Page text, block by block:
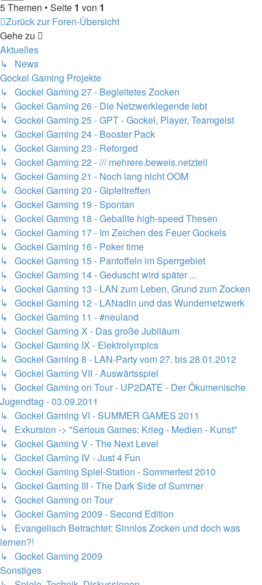
5 Themen • Seite 1 von 1
Zurück zur Foren-Übersicht
Gehe zu
Aktuelles
↳ News
Gockel Gaming Projekte
↳ Gockel Gaming 27 - Begleitetes Zocken
↳ Gockel Gaming 26 - Die Netzwerklegende lebt
↳ Gockel Gaming 25 - GPT - Gockel, Player, Teamgeist
↳ Gockel Gaming 24 - Booster Pack
↳ Gockel Gaming 23 - Reforged
↳ Gockel Gaming 22 - /// mehrere.beweis.netzteil
↳ Gockel Gaming 21 - Noch lang nicht OOM
↳ Gockel Gaming 20 - Gipfeltreffen
↳ Gockel Gaming 19 - Spontan
↳ Gockel Gaming 18 - Geballte high-speed Thesen
↳ Gockel Gaming 17 - Im Zeichen des Feuer Gockels
↳ Gockel Gaming 16 - Poker time
↳ Gockel Gaming 15 - Pantoffeln im Sperrgebiet
↳ Gockel Gaming 14 - Geduscht wird später ...
↳ Gockel Gaming 13 - LAN zum Leben, Grund zum Zocken
↳ Gockel Gaming 12 - LANadin und das Wundernetzwerk
↳ Gockel Gaming 11 - #neuland
↳ Gockel Gaming X - Das große Jubiläum
↳ Gockel Gaming IX - Elektrolympics
↳ Gockel Gaming 8 - LAN-Party vom 27. bis 28.01.2012
↳ Gockel Gaming VII - Auswärtsspiel
↳ Gockel Gaming on Tour - UP2DATE - Der Ökumenische
Jugendtag - 03.09.2011
↳ Gockel Gaming VI - SUMMER GAMES 2011
↳ Exkursion -> "Serious Games: Krieg - Medien - Kunst"
↳ Gockel Gaming V - The Next Level
↳ Gockel Gaming IV - Just 4 Fun
↳ Gockel Gaming Spiel-Station - Sommerfest 2010
↳ Gockel Gaming III - The Dark Side of Summer
↳ Gockel Gaming on Tour
↳ Gockel Gaming 2009 - Second Edition
↳ Evangelisch Betrachtet: Sinnlos Zocken und doch was
lernen?!
↳ Gockel Gaming 2009
Sonstiges